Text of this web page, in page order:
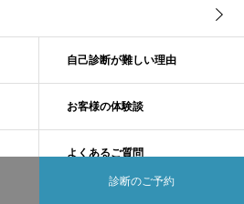
自己診断が難しい理由
お客様の体験談
よくあるご質問
診断のご予約